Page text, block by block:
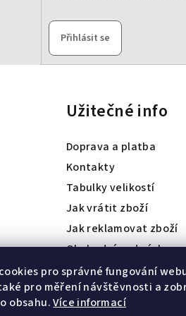
pro správné fungování
pro měření návštěvnosti a
obsahu.Více informací
Přihlásit se
Užitečné info
Doprava a platba
Kontakty
Tabulky velikostí
Jak vrátit zboží
Jak reklamovat zboží
Obchodní podmínky
Ochrana osobních